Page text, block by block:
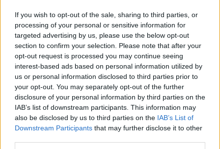
If you wish to opt-out of the sale, sharing to third parties, or
processing of your personal or sensitive information for
targeted advertising by us, please use the below opt-out
section to confirm your selection. Please note that after your
opt-out request is processed you may continue seeing
interest-based ads based on personal information utilized by
us or personal information disclosed to third parties prior to
your opt-out. You may separately opt-out of the further
disclosure of your personal information by third parties on the
IAB’s list of downstream participants. This information may
also be disclosed by us to third parties on the IAB’s List of
Downstream Participants that may further disclose it to other
δικαίωση των προσπαθειών των ποδοσφαιριστών,
της διοίκησης, του τεχνικού επιτελείου και όλων
όσοι εργάστηκαν με συνέπεια, πάθος και πίστη στον
στόχο. Θερμά συγχαρητήρια αξίζουν επίσης στους
φιλάθλους της ομάδας, που στάθηκαν δίπλα της σε
όλη τη διάρκεια της χρονιάς, στηρίζοντας έμπρακτα
αυτή τη σπουδαία προσπάθεια.
Ο Δήμος Παλλήνης θα συνεχίσει να βρίσκεται
αρωγός στον αθλητισμό και στις δυνάμεις εκείνες
που προάγουν το ήθος, τη συλλογικότητα και την